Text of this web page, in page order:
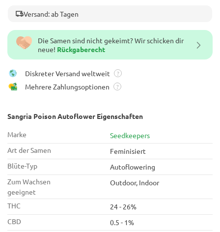
Die Samen sind nicht gekeimt? Wir schicken dir
neue! Rückgaberecht
Diskreter Versand weltweit ?
Mehrere Zahlungsoptionen ?
Sangria Poison Autoflower Eigenschaften
Marke
Seedkeepers
Art der Samen
Feminisiert
Blüte-Typ
Autoflowering
Zum Wachsen
geeignet
Outdoor, Indoor
THC
24 - 26%
CBD
0.5 - 1%
Versand: ab Tagen